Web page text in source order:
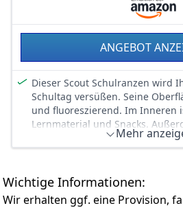
ANGEBOT
Dieser Scout Schulranzen wird
Schultag versüßen. Seine
und fluoreszierend. Im Inneren
Lernmaterial und Snacks.
passende Schlampermäppchen
in diesem praktischen Set.
Mehr
Wichtige Informationen:
Wir erhalten ggf. eine Provision,